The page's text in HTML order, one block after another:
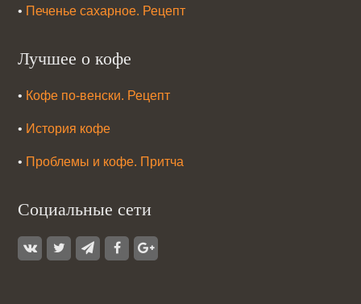
• Печенье сахарное. Рецепт
Лучшее о кофе
• Кофе по-венски. Рецепт
• История кофе
• Проблемы и кофе. Притча
Социальные сети